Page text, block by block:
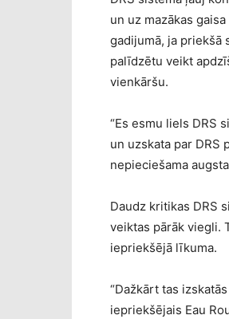
un uz mazākas
gadijumā, ja priekšā
palīdzētu veikt
vienkāršu.
“Es esmu liels DRS
un uzskata par DRS
nepieciešama
Daudz kritikas DRS
veiktas pārāk viegli.
iepriekšējā līkuma.
“Dažkārt tas
iepriekšējais Eau